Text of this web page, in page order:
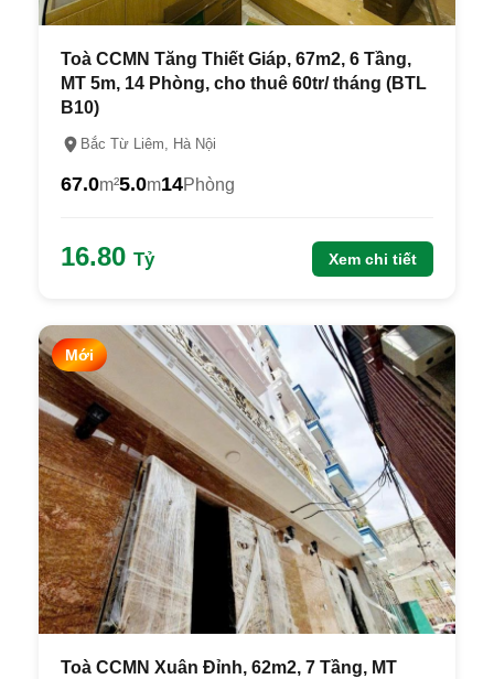
Toà CCMN Tăng Thiết Giáp, 67m2, 6 Tầng,
MT 5m, 14 Phòng, cho thuê 60tr/ tháng (BTL
B10)
Bắc Từ Liêm, Hà Nội
67.0m²5.0m14Phòng
16.80 Tỷ Xem chi tiết
Mới
Toà CCMN Xuân Đỉnh, 62m2, 7 Tầng, MT